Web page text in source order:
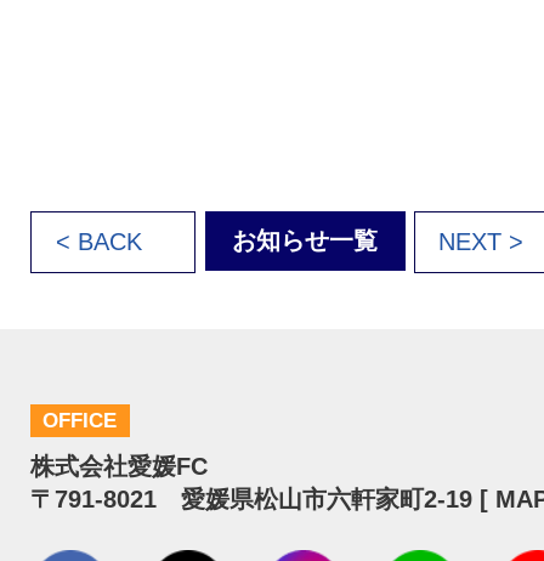
< BACK お知らせ一覧 NEXT >
OFFICE
株式会社愛媛FC
〒791-8021 愛媛県松山市六軒家町2-19 [